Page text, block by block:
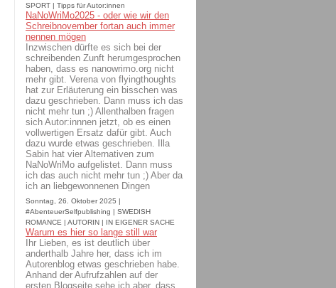
SPORT | Tipps für Autor:innen
NaNoWriMo2025 - oder wie wir den
Schreibnovember fortan auch immer
nennen mögen
Inzwischen dürfte es sich bei der
schreibenden Zunft herumgesprochen
haben, dass es nanowrimo.org nicht
mehr gibt. Verena von flyingthoughts
hat zur Erläuterung ein bisschen was
dazu geschrieben. Dann muss ich das
nicht mehr tun ;) Allenthalben fragen
sich Autor:innnen jetzt, ob es einen
vollwertigen Ersatz dafür gibt. Auch
dazu wurde etwas geschrieben. Illa
Sabin hat vier Alternativen zum
NaNoWriMo aufgelistet. Dann muss
ich das auch nicht mehr tun ;) Aber da
ich an liebgewonnenen Dingen
Sonntag, 26. Oktober 2025 |
#AbenteuerSelfpublishing | SWEDISH
ROMANCE | AUTORIN | IN EIGENER SACHE
Warum es hier so lange still war
Ihr Lieben, es ist deutlich über
anderthalb Jahre her, dass ich im
Autorenblog etwas geschrieben habe.
Anhand der Aufrufzahlen auf der
ersten Blogseite sehe ich aber, dass